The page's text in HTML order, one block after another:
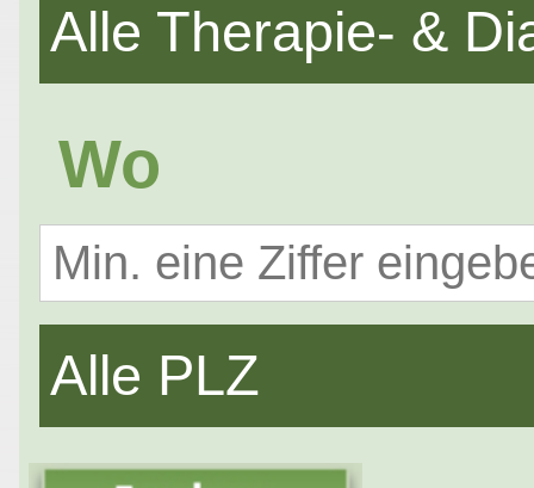
Alle Therapie- &
Wo
Alle PLZ